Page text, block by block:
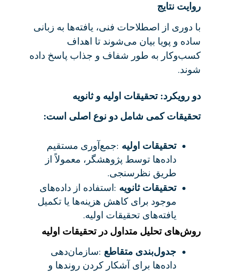
روایت نتایج
با دوری از اصطلاحات فنی، یافته‌ها به زبانی
ساده و پویا بیان می‌شوند تا اهداف
کسب‌وکار به طور شفاف و جذاب پاسخ داده
شوند.
دو رویکرد: تحقیقات اولیه و ثانویه
تحقیقات کمی شامل دو نوع اصلی است:
تحقیقات اولیه :جمع‌آوری مستقیم
داده‌ها توسط پژوهشگر، معمولاً از
طریق نظرسنجی.
تحقیقات ثانویه : استفاده از داده‌های
موجود برای کاهش هزینه‌ها یا تکمیل
یافته‌های تحقیقات اولیه.
روش‌های تحلیل متداول در تحقیقات اولیه
جدول‌بندی متقاطع :سازمان‌دهی
داده‌ها برای آشکار کردن روندها و